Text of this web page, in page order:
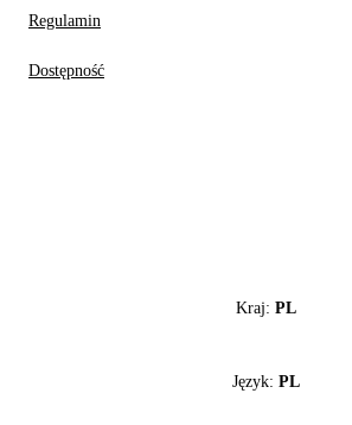
Regulamin
Dostępność
Kraj: PL
Język: PL